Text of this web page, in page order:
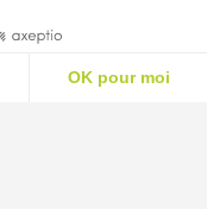
OK pour moi